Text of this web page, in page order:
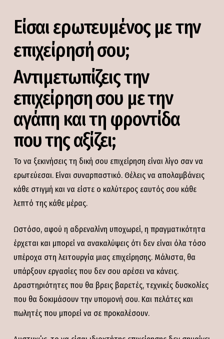
Είσαι ερωτευμένος με την
επιχείρησή σου;
Αντιμετωπίζεις την
επιχείρηση σου με την
αγάπη και τη φροντίδα
που της αξίζει;
Το να ξεκινήσεις τη δική σου επιχείρηση είναι λίγο σαν να
ερωτεύεσαι. Είναι συναρπαστικό. Θέλεις να απολαμβάνεις
κάθε στιγμή και να είστε ο καλύτερος εαυτός σου κάθε
λεπτό της κάθε μέρας.
Ωστόσο, αφού η αδρεναλίνη υποχωρεί, η πραγματικότητα
έρχεται και μπορεί να ανακαλύψεις ότι δεν είναι όλα τόσο
υπέροχα στη λειτουργία μιας επιχείρησης. Μάλιστα, θα
υπάρξουν εργασίες που δεν σου αρέσει να κάνεις.
Δραστηριότητες που θα βρεις βαρετές, τεχνικές δυσκολίες
που θα δοκιμάσουν την υπομονή σου. Και πελάτες και
πωλητές που μπορεί να σε προκαλέσουν.